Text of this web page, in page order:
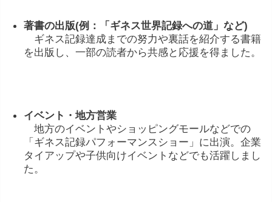
著書の出版(例：「ギネス世界記録への道」 など)
ギネス記録達成 までの努力や裏話を紹介する書籍
を出版 し、 一部の読者から共感と 応援を得 ま した。
イベント・ 地方営業
地方のイベント やショッピングモールなどでの
「ギネス記録パフォーマンス ショー」 に出演。 企業
タイアップや子供向けイベント などでも活躍 しま し
た。